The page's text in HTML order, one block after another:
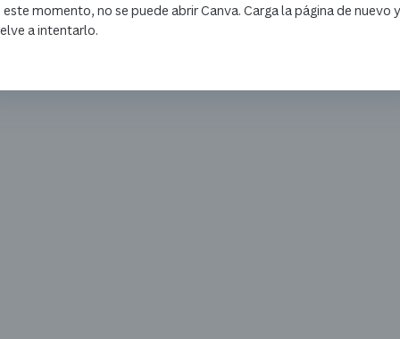
este momento, no se puede abrir Canva. Carga la página de nuevo y
a intentarlo.